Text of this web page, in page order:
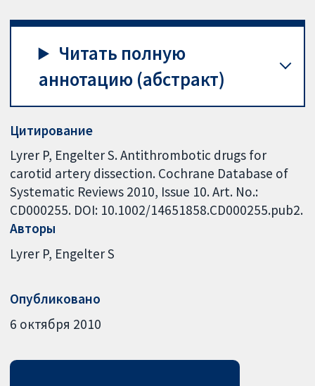
Читать полную
аннотацию (абстракт)
Цитирование
Lyrer P, Engelter S. Antithrombotic drugs for
carotid artery dissection. Cochrane Database of
Systematic Reviews 2010, Issue 10. Art. No.:
CD000255. DOI: 10.1002/14651858.CD000255.pub2.
Авторы
Lyrer P Engelter S
Опубликовано
6 октября 2010